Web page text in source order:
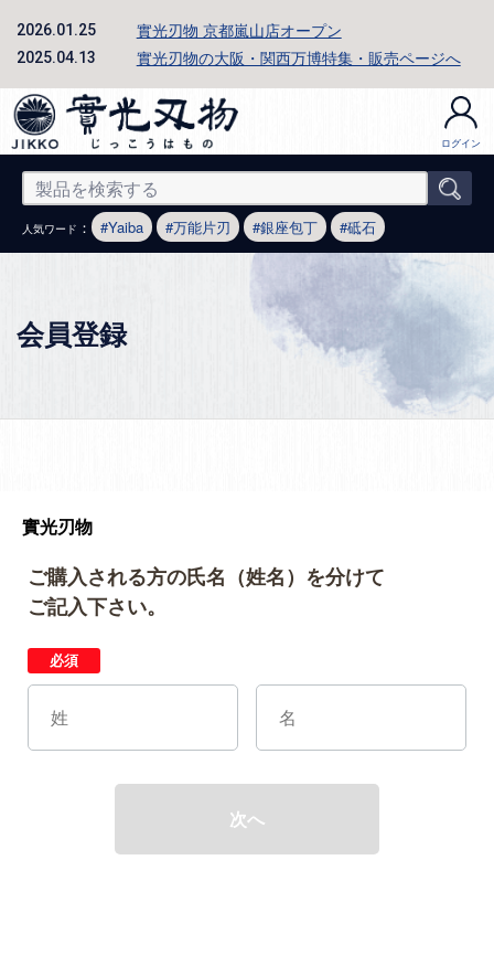
2026.01.25 實光刃物 京都嵐山店オープン
2025.04.13 實光刃物の大阪・関西万博特集・販売ページへ
ログイン
人気ワード ： Yaiba 万能片刃 銀座包丁 砥石
会員登録